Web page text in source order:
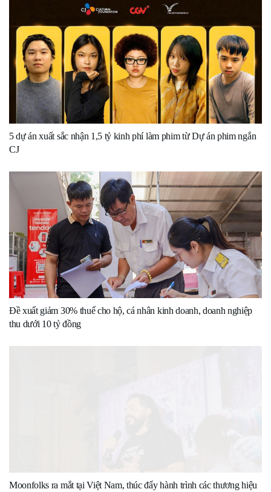
5 dự án xuất sắc nhận 1,5 tỷ kinh phí làm phim từ Dự án phim ngắn
CJ
Đề xuất giảm 30% thuế cho hộ, cá nhân kinh doanh, doanh nghiệp
thu dưới 10 tỷ đồng
Moonfolks ra mắt tại Việt Nam, thúc đẩy hành trình các thương hiệu